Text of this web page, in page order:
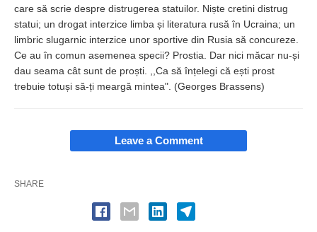
care să scrie despre distrugerea statuilor. Niște cretini distrug
statui; un drogat interzice limba și literatura rusă în Ucraina; un
limbric slugarnic interzice unor sportive din Rusia să concureze.
Ce au în comun asemenea specii? Prostia. Dar nici măcar nu-și
dau seama cât sunt de proști. ,,Ca să înțelegi că ești prost
trebuie totuși să-ți meargă mintea". (Georges Brassens)
Leave a Comment
SHARE